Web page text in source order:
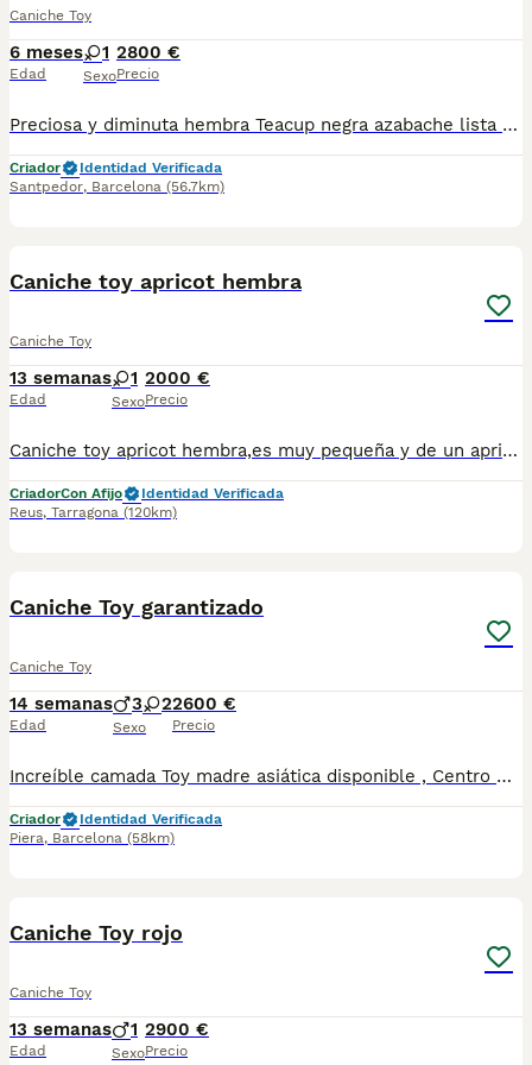
Caniche Toy
6 meses
Edad
1
Sexo
2800 €
Precio
Preciosa y diminuta hembra Teacup negra azabache lista para reserva . Centro Canino Vallbonica es mucho más que un centro de cría , es una familia comprometida con el bienestar animal y la cria responsable, por ello todos nuestros bebés nacen y se crían en nuestras instalaciones , asegurando así un correcto desarrollo y una magnífica socialización, consiguiendo en cada ejemplar un carácter juguetón y extrovertido algo primordial para su adaptación como un miembro más en tu familia . Se entregan con el carnet de vacunas con el plan correspondiente a su edad , desparasitados y microchip implantado y activado en registro de Anicom. Facilitamos junto al cachorro contrato de compra con garantías víricas de 15 días y congénitas de 1 año . Contamos con un gran equipo de profesionales entre los que se encuentran educadores, auxiliares y Veterinarios ofreciendo los controles sanitarios necesarios así como continua vigilancia asegurando su bienestar . Hacemos envíos a toda España con empresa de transporte privado, proporcionando un viaje confortable y ofreciendo las atenciones necesarias a nuestros bebés . Si estás interesado en alguno de nuestros ejemplares solicita información sin compromiso al 722269698 . También atendemos vía WhatsApp . PRECIO REAL ( incluye el IVA) . Núcleo zoológico B 230063
Criador
Identidad Verificada
Santpedor, Barcelona (56.7km)
Caniche toy apricot hembra
Caniche Toy
13 semanas
Edad
1
Sexo
2000 €
Precio
Caniche toy apricot hembra,es muy pequeña y de un apricot intenso criada en ambiente familiar muy dulce con cartilla sanitaria vacuna chip desparasitación con garantía víricas y congenitas
CriadorCon Afijo
Identidad Verificada
Reus, Tarragona (120km)
Caniche Toy garantizado
Caniche Toy
14 semanas
Edad
3 2
Sexo
2600 €
Precio
Increíble camada Toy madre asiática disponible , Centro Canino Vallbonica es mucho más que un centro de cría , es un equipo amante de los animales y apasionados con su trabajo y muy comprometidos con el bienestar animal. Somos Criadores directos, sin intermediarios, con más de 20 años de experiencia y Apostamos por una cría responsable y una cuidada selección de nuestros progenitores. TODOS nuestros bebés nacen y se crían en nuestras instalaciones rodeados de naturaleza y cariño , asegurando así un correcto desarrollo y una magnífica socialización, consiguiendo en cada ejemplar un carácter juguetón y extrovertido algo primordial para su adaptación como un miembro más en tu familia . Se entregan con carnet de vacunas correspondiente a su edad , desparasitados y microchip implantado y activado en registro de Anicom. Facilitamos junto al cachorro contrato de compra con garantías víricas de 15 días y congénitas de 1 año . Contamos con un gran equipo de profesionales entre los que se encuentran educadores, auxiliares y Veterinarios ofreciendo los controles sanitarios necesarios así como continua vigilancia asesorándote durante todos el proceso y al llegar a casa. Hacemos envíos a toda España con empresa de transporte privado, proporcionando un viaje confortable y ofreciendo las atenciones necesarias a nuestros bebés . Nuestros precios son REALES ( incluye el IVA) y sin sorpresas finales . Si estás interesado en alguno de nuestros ejemplares solicita información sin compromiso. También atendemos vía WhatsApp ☎️722269698 - 722374274 📍Piera (Barcelona)
Criador
Identidad Verificada
Piera, Barcelona (58km)
Caniche Toy rojo
Caniche Toy
13 semanas
Edad
1
Sexo
2900 €
Precio